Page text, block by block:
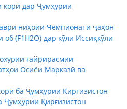
дар Ҷумҳурии
ниҳоии Чемпионати ҷаҳон
(F1H2O) дар кӯли Иссиқкӯли
ғайрирасмии
Осиёи Марказӣ ва
ба Ҷумҳурии Қирғизистон
Ҷумҳурии Қирғизистон